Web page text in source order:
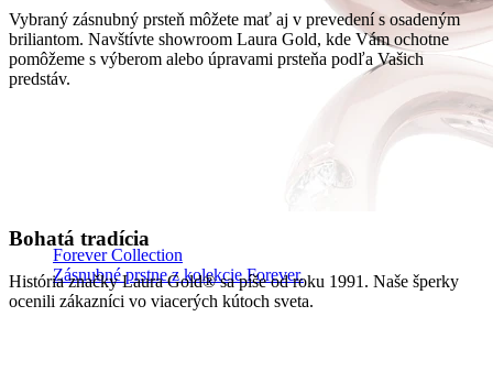
Forever Collection
Zásnubné prstne z kolekcie Forever.
Vybraný zásnubný prsteň môžete mať aj v prevedení s osadeným
briliantom. Navštívte showroom Laura Gold, kde Vám ochotne
pomôžeme s výberom alebo úpravami prsteňa podľa Vašich
predstáv.
Bohatá tradícia
História značky Laura Gold® sa píše od roku 1991. Naše šperky
ocenili zákazníci vo viacerých kútoch sveta.